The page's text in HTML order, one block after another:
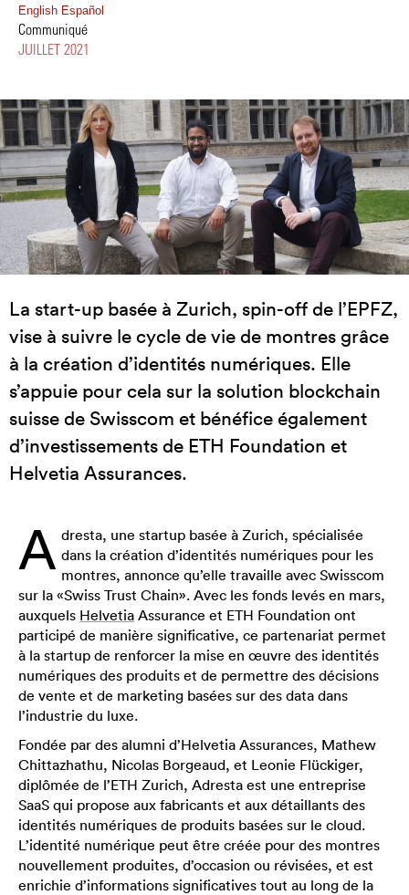
English Español
Communiqué
JUILLET 2021
La start-up basée à Zurich, spin-off de l’EPFZ,
vise à suivre le cycle de vie de montres grâce
à la création d’identités numériques. Elle
s’appuie pour cela sur la solution blockchain
suisse de Swisscom et bénéfice également
d’investissements de ETH Foundation et
Helvetia Assurances.
A dresta, une startup basée à Zurich, spécialisée
dans la création d’identités numériques pour les
montres, annonce qu’elle travaille avec Swisscom
sur la «Swiss Trust Chain». Avec les fonds levés en mars,
auxquels Helvetia Assurance et ETH Foundation ont
participé de manière significative, ce partenariat permet
à la startup de renforcer la mise en œuvre des identités
numériques des produits et de permettre des décisions
de vente et de marketing basées sur des data dans
l’industrie du luxe.
Fondée par des alumni d’Helvetia Assurances, Mathew
Chittazhathu, Nicolas Borgeaud, et Leonie Flückiger,
diplômée de l’ETH Zurich, Adresta est une entreprise
SaaS qui propose aux fabricants et aux détaillants des
identités numériques de produits basées sur le cloud.
L’identité numérique peut être créée pour des montres
nouvellement produites, d’occasion ou révisées, et est
enrichie d’informations significatives tout au long de la